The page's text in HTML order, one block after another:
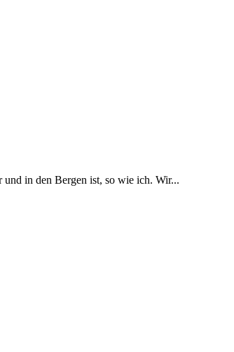
und in den Bergen ist, so wie ich. Wir...